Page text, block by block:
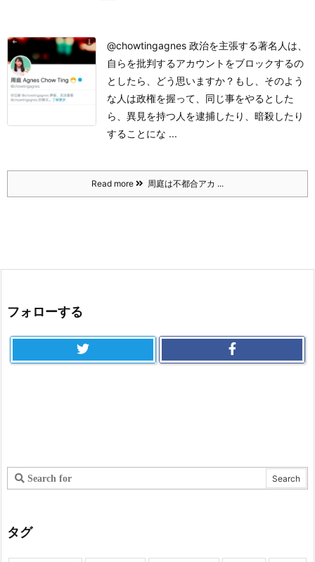
@chowtingagnes 政治を主張する著名人は、
自らを批判するアカウントをブロックするの
としたら、どう思いますか？ もし、そのよう
な人は政権を握って、同じ事をやるとした
ら、異見を持つ人を逮捕したり、暗殺したり
することにな ...
Read more 周庭は不都合アカ ...
フォローする
タグ